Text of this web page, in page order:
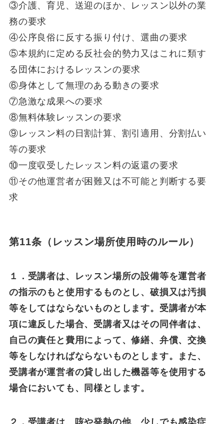
③介護、育児、送迎のほか、レッスン以外の業
務の要求
④公序良俗に反する振り付け、選曲の要求
⑤本規約に定める反社会的勢力又はこれに類す
る団体におけるレッスンの要求
⑥身体として無理のある動きの要求
⑦急激な成果への要求
⑧無料体験レッスンの要求
⑨レッスン料の日割計算、割引適用、分割払い
等の要求
⑩一度収受したレッスン料の返還の要求
⑪その他運営者が困難又は不可能と判断する要
求
第11条（レッスン場所使用時のルール）
１．受講者は、レッスン場所の設備等を運営者
の指示のもと使用するものとし、破損又は汚損
等をしてはならないものとします。受講者が本
項に違反した場合、受講者又はその同伴者は、
自己の責任と費用によって、修繕、弁償、交換
等をしなければならないものとします。また、
受講者が運営者の貸し出した機器等を使用する
場合においても、同様とします。
２．受講者は、咳や発熱の他、少しでも感染症